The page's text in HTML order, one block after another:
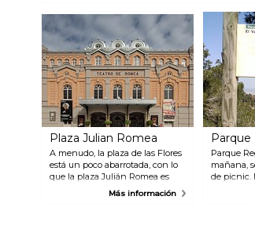
Plaza Julian Romea
A menudo, la plaza de las Flores
está un poco abarrotada, con lo
que la plaza Julián Romea es
una alternativa excelente. Aquí
Más información
Parque
Parque
mañana,
de picnic.